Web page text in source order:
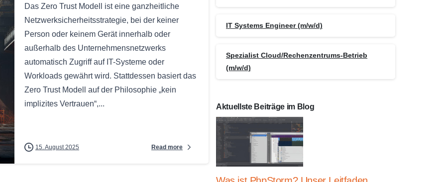
Das Zero Trust Modell ist eine ganzheitliche
Netzwerksicherheitsstrategie, bei der keiner
Person oder keinem Gerät innerhalb oder
außerhalb des Unternehmensnetzwerks
automatisch Zugriff auf IT-Systeme oder
Workloads gewährt wird. Stattdessen basiert das
Zero Trust Modell auf der Philosophie „kein
implizites Vertrauen“,...
15. August 2025 Read more
IT Systems Engineer (m/w/d)
Spezialist Cloud/Rechenzentrums-Betrieb
(m/w/d)
Aktuellste Beiträge im Blog